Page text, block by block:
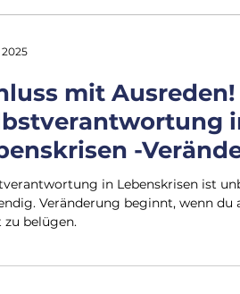
mit Ausreden!
-
wenn du
Bullshit zu
in Lebenskrisen ist
Veränderung beginnt, wenn du
zu belügen.